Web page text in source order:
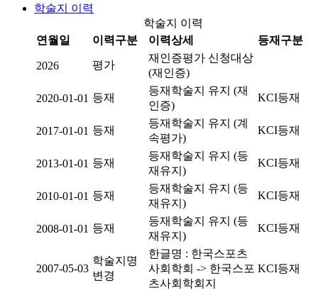
학술지 이력
학술지 이력
연월일
이력구분 이력상세 등재구분
2026 평가
재인증평가 신청대상
(재인증)
2020-01-01 등재
등재학술지 유지 (재
인증)
KCI등재
2017-01-01 등재
등재학술지 유지 (계
속평가)
KCI등재
2013-01-01 등재
등재학술지 유지 (등
재유지)
KCI등재
2010-01-01 등재
등재학술지 유지 (등
재유지)
KCI등재
2008-01-01 등재
등재학술지 유지 (등
재유지)
KCI등재
2007-05-03
학술지명
변경
한글명 : 한국스포츠
사회학회 -> 한국스포
츠사회학회지
KCI등재